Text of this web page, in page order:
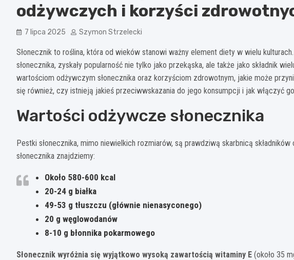
odżywczych i korzyści
7 lipca 2025 Szymon Strzelecki
Słonecznik to roślina, która od wieków stanowi ważny element diety w wielu
słonecznika, zyskały popularność nie tylko jako przekąska, ale także jako składnik
wartościom odżywczym słonecznika oraz korzyściom zdrowotnym, jakie może
się również, czy istnieją jakieś przeciwwskazania do jego konsumpcji i jak włączyć
Wartości odżywcze słonecznika
Pestki słonecznika, mimo niewielkich rozmiarów, są prawdziwą skarbnicą składników
słonecznika znajdziemy:
Około 580-600 kcal
20-24 g białka
49-53 g tłuszczu (głównie nienasyconego)
20 g węglowodanów
8-10 g błonnika pokarmowego
Słonecznik wyróżnia się wyjątkowo wysoką zawartością witaminy E (około 35